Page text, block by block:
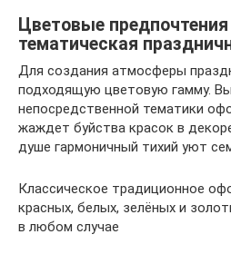
Цветовые
тематическая
Для создания атмосферы
подходящую цветовую гамму.
непосредственной тематики
жаждет буйства красок в
душе гармоничный тихий уют
Классическое традиционное
красных, белых, зелёных и
в любом случае